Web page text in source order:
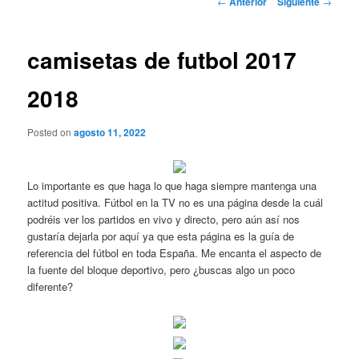
camisetas de futbol 2017
2018
Posted onagosto 11, 2022
Lo importante es que haga lo que haga siempre mantenga una
actitud positiva. Fútbol en la TV no es una página desde la cuál
podréis ver los partidos en vivo y directo, pero aún así nos
gustaría dejarla por aquí ya que esta página es la guía de
referencia del fútbol en toda España. Me encanta el aspecto de
la fuente del bloque deportivo, pero ¿buscas algo un poco
diferente?